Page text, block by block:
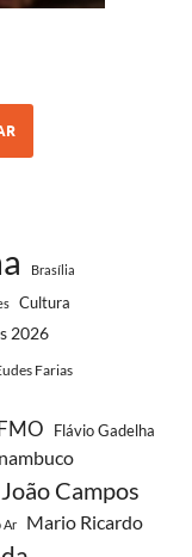
Brasília
Cultura
2026
Farias
Flávio Gadelha
João Campos
Ar Mario Ricardo